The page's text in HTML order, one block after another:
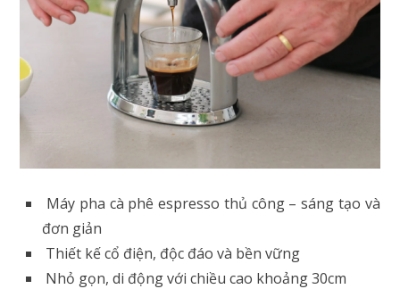
Máy pha cà phê espresso thủ công – sáng tạo và
đơn giản
Thiết kế cổ điện, độc đáo và bền vững
Nhỏ gọn, di động với chiều cao khoảng 30cm